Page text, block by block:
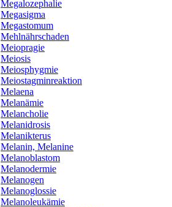
Megalozephalie
Megasigma
Megastomum
Mehlnährschaden
Meiopragie
Meiosis
Meiosphygmie
Meiostagminreaktion
Melaena
Melanämie
Melancholie
Melanidrosis
Melanikterus
Melanin, Melanine
Melanoblastom
Melanodermie
Melanogen
Melanoglossie
Melanoleukämie